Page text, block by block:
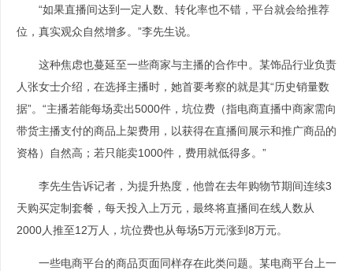
“如果直播间达到一定人数、转化率也不错，平台就会给推荐
位，真实观众自然增多。”李先生说。
这种焦虑也蔓延至一些商家与主播的合作中。某饰品行业负责
人张女士介绍，在选择主播时，她首要考察的就是其“历史销量数
据”。“主播若能每场卖出5000件，坑位费（指电商直播中商家需向
带货主播支付的商品上架费用，以获得在直播间展示和推广商品的
资格）自然高；若只能卖1000件，费用就低得多。”
李先生告诉记者，为提升热度，他曾在去年购物节期间连续3
天购买定制套餐，每天投入上万元，最终将直播间在线人数从
2000人推至12万人，坑位费也从每场5万元涨到8万元。
一些电商平台的商品页面同样存在此类问题。某电商平台上一